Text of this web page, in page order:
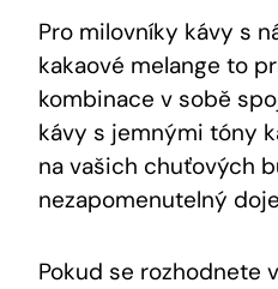
Pro milovníky kávy ⁢s​
kakaové⁢ melange to
kombinace v sobě
kávy ⁤s jemnými tóny
na vašich chuťových
nezapomenutelný‍
Pokud se rozhodnete